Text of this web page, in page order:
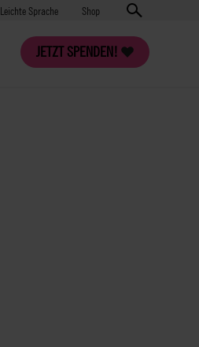
Leichte Sprache Shop
JETZT SPENDEN!